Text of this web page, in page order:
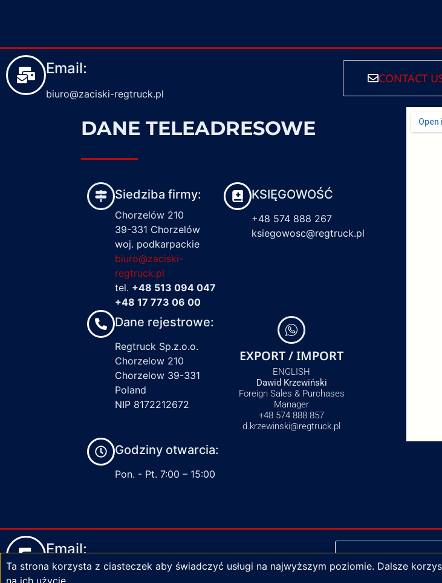
Email:
biuro@zaciski-regtruck.pl
CONTACT
DANE TELEADRESOWE
Siedziba firmy:
Chorzelów 210
39-331 Chorzelów
woj. podkarpackie
biuro@zaciski-
regtruck.pl
tel. +48 513 094 047
+48 17 773 06 00
KSIĘGOWOŚĆ
+48 574 888 267
ksiegowosc@regtruck.pl
Dane rejestrowe:
Regtruck Sp.z.o.o.
Chorzelow 210
Chorzelow 39-331
Poland
NIP 8172212672
EXPORT / IMPORT
ENGLISH
Dawid Krzewiński
Foreign Sales & Purchases
Manager
+48 574 888 857
d.krzewinski@regtruck.pl
Godziny otwarcia:
Pon. - Pt. 7:00 – 15:00
Email:
biuro@zaciski-regtruck.pl
NAPISZ DO
Ta strona korzysta z ciasteczek aby świadczyć usługi na najwyższym poziomie. Dalsze
na ich użycie